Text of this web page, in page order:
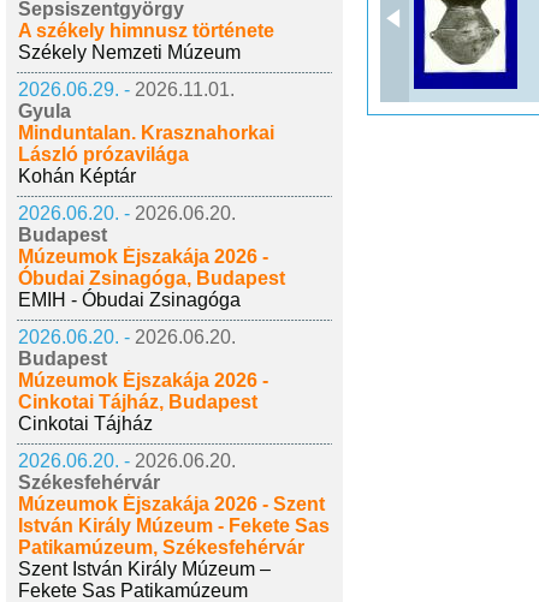
Sepsiszentgyörgy
A székely himnusz története
Székely Nemzeti Múzeum
2026.06.29. - 2026.11.01.
Gyula
Minduntalan. Krasznahorkai
László prózavilága
Kohán Képtár
2026.06.20. - 2026.06.20.
Budapest
Múzeumok Éjszakája 2026 -
Óbudai Zsinagóga, Budapest
EMIH - Óbudai Zsinagóga
2026.06.20. - 2026.06.20.
Budapest
Múzeumok Éjszakája 2026 -
Cinkotai Tájház, Budapest
Cinkotai Tájház
2026.06.20. - 2026.06.20.
Székesfehérvár
Múzeumok Éjszakája 2026 - Szent
István Király Múzeum - Fekete Sas
Patikamúzeum, Székesfehérvár
Szent István Király Múzeum –
Fekete Sas Patikamúzeum